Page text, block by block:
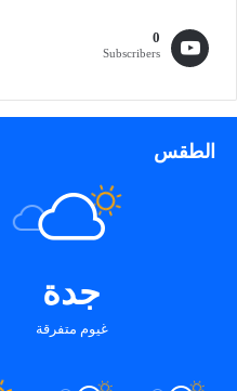
0
Subscribers
الطقس
جدة
غيوم متفرقة